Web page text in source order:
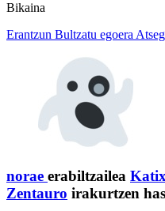
Bikaina
Erantzun Bultzatu egoera
norae erabiltzailea
Zentauro irakurtzen